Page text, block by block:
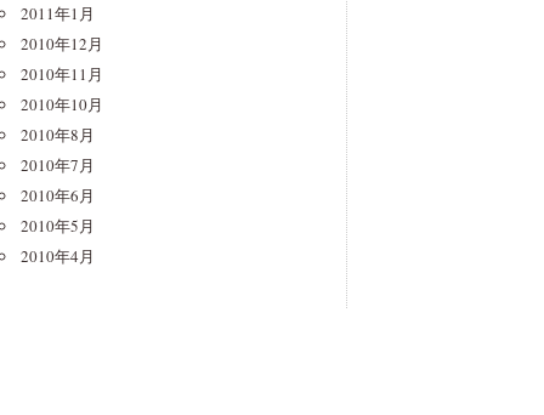
2011年1月
2010年12月
2010年11月
2010年10月
2010年8月
2010年7月
2010年6月
2010年5月
2010年4月